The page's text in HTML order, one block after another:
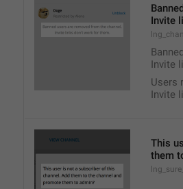
Invite
Invite
Users
Invite
This
them